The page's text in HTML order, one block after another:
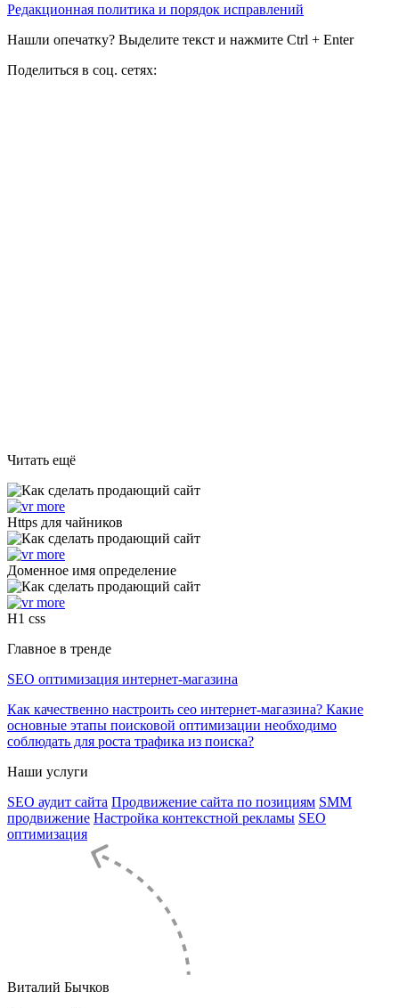
Редакционная политика и порядок исправлений
Нашли опечатку? Выделите текст и нажмите Ctrl + Enter
Поделиться в соц. сетях:
Читать ещё
Https для чайников
Доменное имя определение
H1 css
Главное в тренде
SEO оптимизация интернет-магазина
Как качественно настроить сео интернет-магазина? Какие
основные этапы поисковой оптимизации необходимо
соблюдать для роста трафика из поиска?
Наши услуги
SEO аудит сайта Продвижение сайта по позициям SMM
продвижение Настройка контекстной рекламы SEO
оптимизация
Виталий Бычков